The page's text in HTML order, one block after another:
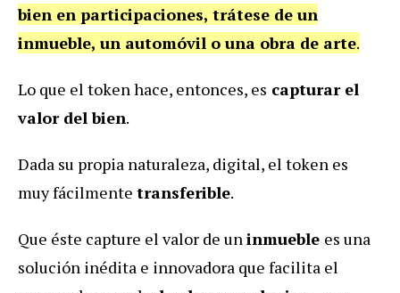
bien en participaciones, trátese de un
inmueble, un automóvil o una obra de arte.
Lo que el token hace, entonces, es capturar el
valor del bien.
Dada su propia naturaleza, digital, el token es
muy fácilmente transferible.
Que éste capture el valor de un inmueble es una
solución inédita e innovadora que facilita el